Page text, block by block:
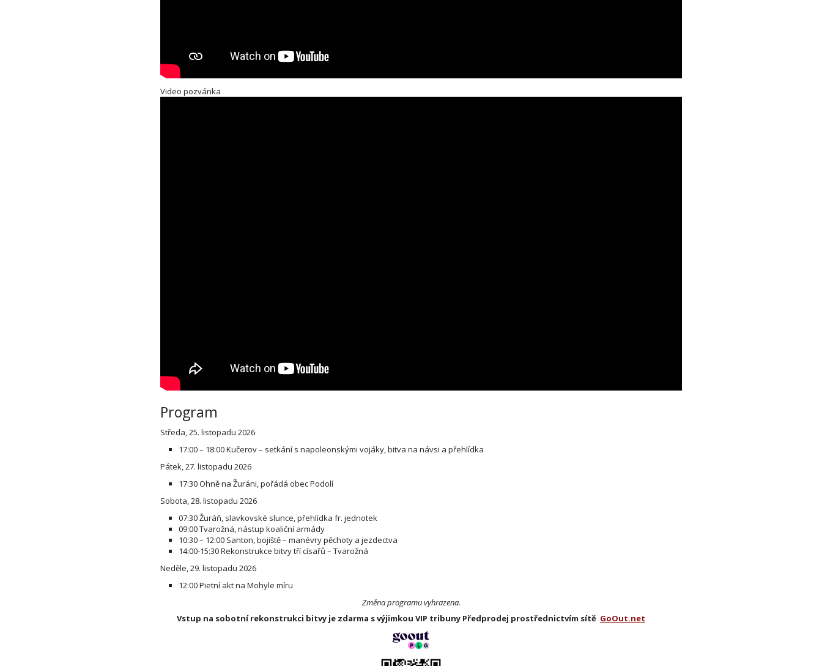
Video pozvánka
Program
Středa, 25. listopadu 2026
17:00 – 18:00 Kučerov – setkání s napoleonskými vojáky, bitva na návsi a přehlídka
Pátek, 27. listopadu 2026
17:30 Ohně na Žuráni, pořádá obec Podolí
Sobota, 28. listopadu 2026
07:30 Žuráň, slavkovské slunce, přehlídka fr. jednotek
09:00 Tvarožná, nástup koaliční armády
10:30 – 12:00 Santon, bojiště – manévry pěchoty a jezdectva
14:00-15:30 Rekonstrukce bitvy tří císařů – Tvarožná
Neděle, 29. listopadu 2026
12:00 Pietní akt na Mohyle míru
Změna programu vyhrazena.
Vstup na sobotní rekonstrukci bitvy je zdarma s výjimkou VIP tribuny Předprodej prostřednictvím sítě GoOut.net